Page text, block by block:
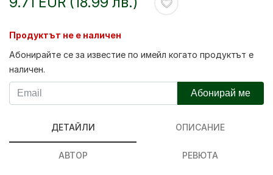
Продуктът не е наличен
Абонирайте се за известие по имейл когато продуктът е
наличен.
Абонирай ме
ДЕТАЙЛИ ОПИСАНИЕ
АВТОР РЕВЮТА